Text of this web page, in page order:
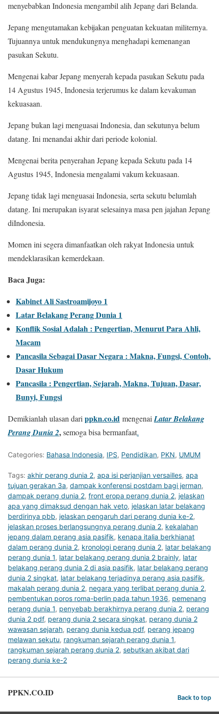
menyebabkan Indonesia mengambil alih Jepang dari Belanda.
Jepang mengutamakan kebijakan penguatan kekuatan militernya.
Tujuannya untuk mendukungnya menghadapi kemenangan
pasukan Sekutu.
Mengenai kabar Jepang menyerah kepada pasukan Sekutu pada
14 Agustus 1945, Indonesia terjerumus ke dalam kevakuman
kekuasaan.
Jepang bukan lagi menguasai Indonesia, dan sekutunya belum
datang. Ini menandai akhir dari periode kolonial.
Mengenai berita penyerahan Jepang kepada Sekutu pada 14
Agustus 1945, Indonesia mengalami vakum kekuasaan.
Jepang tidak lagi menguasai Indonesia, serta sekutu belumlah
datang. Ini merupakan isyarat selesainya masa pen jajahan Jepang
diIndonesia.
Momen ini segera dimanfaatkan oleh rakyat Indonesia untuk
mendeklarasikan kemerdekaan.
Baca Juga:
Kabinet Ali Sastroamijoyo 1
Latar Belakang Perang Dunia 1
Konflik Sosial Adalah : Pengertian, Menurut Para Ahli,
Macam
Pancasila Sebagai Dasar Negara : Makna, Fungsi, Contoh,
Dasar Hukum
Pancasila : Pengertian, Sejarah, Makna, Tujuan, Dasar,
Bunyi, Fungsi
Demikianlah ulasan dari ppkn.co.id mengenai Latar Belakang
Perang Dunia 2,semoga bisa bermanfaat.
Categories: Bahasa Indonesia, IPS, Pendidikan, PKN, UMUM
Tags: akhir perang dunia 2, apa isi perjanjian versailles, apa
tujuan gerakan 3a, dampak konferensi postdam bagi jerman,
dampak perang dunia 2, front eropa perang dunia 2, jelaskan
apa yang dimaksud dengan hak veto, jelaskan latar belakang
berdirinya pbb, jelaskan pengaruh dari perang dunia ke-2,
jelaskan proses berlangsungnya perang dunia 2, kekalahan
jepang dalam perang asia pasifik, kenapa italia berkhianat
dalam perang dunia 2, kronologi perang dunia 2, latar belakang
perang dunia 1, latar belakang perang dunia 2 brainly, latar
belakang perang dunia 2 di asia pasifik, latar belakang perang
dunia 2 singkat, latar belakang terjadinya perang asia pasifik,
makalah perang dunia 2, negara yang terlibat perang dunia 2,
pembentukan poros roma-berlin pada tahun 1936, pemenang
perang dunia 1, penyebab berakhirnya perang dunia 2, perang
dunia 2 pdf, perang dunia 2 secara singkat, perang dunia 2
wawasan sejarah, perang dunia kedua pdf, perang jepang
melawan sekutu, rangkuman sejarah perang dunia 1,
rangkuman sejarah perang dunia 2, sebutkan akibat dari
perang dunia ke-2
PPKN.CO.ID Back to top